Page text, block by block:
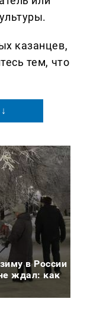
казанцев,
тем, что
в России
ждал: как